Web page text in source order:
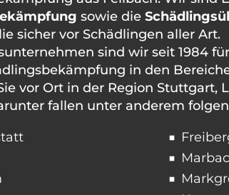
sowie die
sicher vor Schädlingen aller Art.
sind wir seit 1984
in den
vor Ort in der Region Stuttgart,
fallen unter anderem